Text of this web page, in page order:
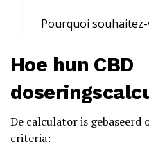
Hoe hun CBD
De calculator is gebaseerd
criteria: